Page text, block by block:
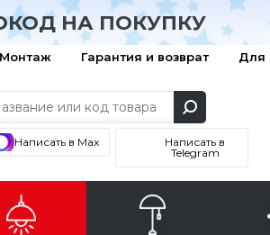
НА ПОКУПКУ
Монтаж Гарантия и возврат Для
Написать в Max
Написать в
Telegram